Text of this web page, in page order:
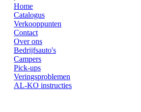
Home
Catalogus
Verkooppunten
Contact
Over ons
Bedrijfsauto's
Campers
Pick-ups
Veringsproblemen
AL-KO instructies